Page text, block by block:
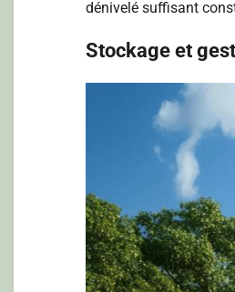
dénivelé suffisant
Stockage et